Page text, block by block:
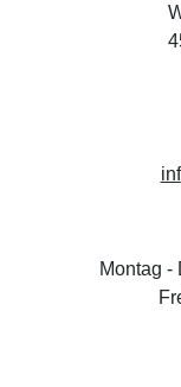
inf
Montag -